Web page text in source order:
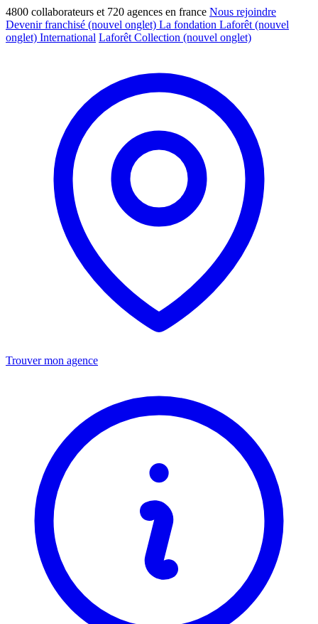
4800 collaborateurs et 720 agences en france Nous rejoindre
Devenir franchisé (nouvel onglet) La fondation Laforêt (nouvel
onglet) International Laforêt Collection (nouvel onglet)
Trouver mon agence